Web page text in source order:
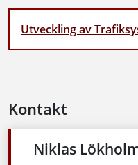
Utveckling av
Kontakt
Niklas